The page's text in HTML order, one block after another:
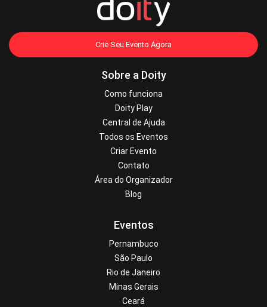
Crie Seu Evento Agora
Sobre a Doity
Como funciona
Doity Play
Central de Ajuda
Todos os Eventos
Criar Evento
Contato
Área do Organizador
Blog
Eventos
Pernambuco
São Paulo
Rio de Janeiro
Minas Gerais
Ceará